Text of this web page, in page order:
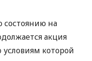
на
акция
условиям которой